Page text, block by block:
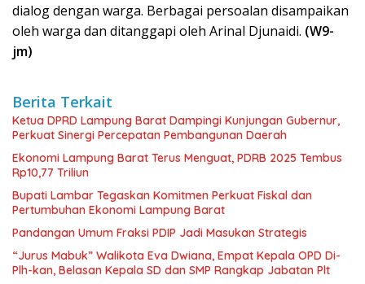
dialog dengan warga. Berbagai persoalan disampaikan
oleh warga dan ditanggapi oleh Arinal Djunaidi. (W9-
jm)
Berita Terkait
Ketua DPRD Lampung Barat Dampingi Kunjungan Gubernur,
Perkuat Sinergi Percepatan Pembangunan Daerah
Ekonomi Lampung Barat Terus Menguat, PDRB 2025 Tembus
Rp10,77 Triliun
Bupati Lambar Tegaskan Komitmen Perkuat Fiskal dan
Pertumbuhan Ekonomi Lampung Barat
Pandangan Umum Fraksi PDIP Jadi Masukan Strategis
“Jurus Mabuk” Walikota Eva Dwiana, Empat Kepala OPD Di-
Plh-kan, Belasan Kepala SD dan SMP Rangkap Jabatan Plt